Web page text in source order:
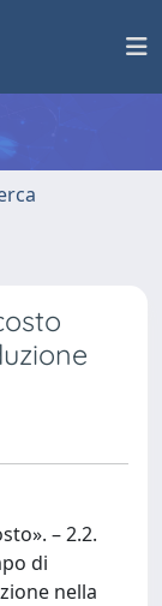
– 2.2.
di
nella